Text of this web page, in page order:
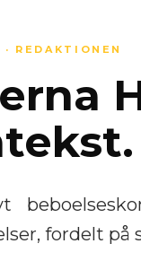
· REDAKTIONEN
fordelt på